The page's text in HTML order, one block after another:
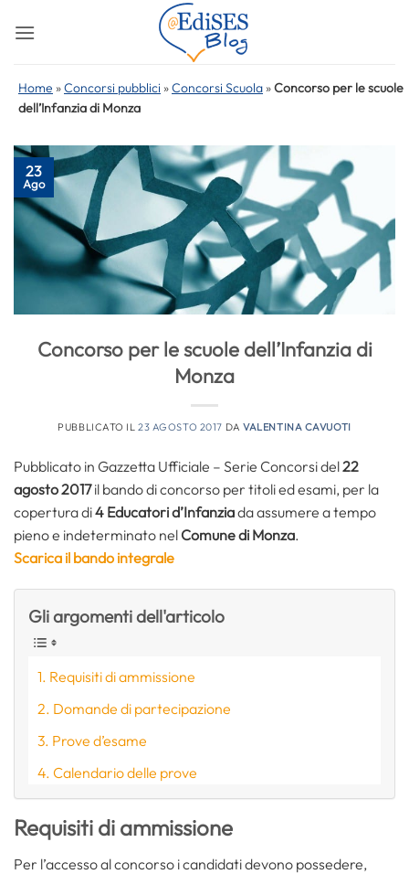
Home »Concorsi pubblici »Concorsi Scuola »Concorso per le scuole
dell’Infanzia di Monza
23
Ago
Concorso per le scuole dell’Infanzia di
Monza
PUBBLICATO IL23 AGOSTO 2017 DAVALENTINA CAVUOTI
Pubblicato in Gazzetta Ufficiale – Serie Concorsi del22
agosto 2017il bando di concorso per titoli ed esami, per la
copertura di4 Educatori d’Infanziada assumere a tempo
pieno e indeterminato nel Comune di Monza.
Scarica il bando integrale
Gli argomenti dell'articolo
Requisiti di ammissione
Domande di partecipazione
Prove d’esame
Calendario delle prove
Requisiti di ammissione
Per l’accesso al concorso i candidati devono possedere,